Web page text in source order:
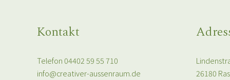
Kontakt
Telefon 04402 59 55 710
info@creativer-aussenraum.de
26180